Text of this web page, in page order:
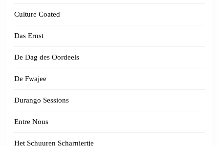
Culture Coated
Das Ernst
De Dag des Oordeels
De Fwajee
Durango Sessions
Entre Nous
Het Schuuren Scharniertje